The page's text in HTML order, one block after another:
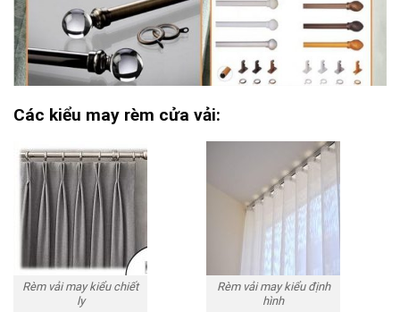
Các kiểu may rèm cửa vải:
Rèm vải may kiểu chiết
ly
Rèm vải may kiểu định
hình